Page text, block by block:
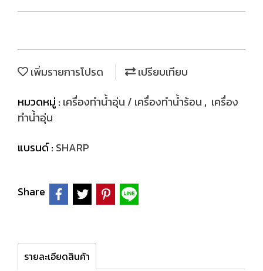
เพิ่มรายการโปรด
เปรียบเทียบ
หมวดหมู่ : เครื่องทำน้ำอุ่น / เครื่องทำน้ำร้อน , เครื่อง
ทำน้ำอุ่น
แบรนด์ : SHARP
Share
รายละเอียดสินค้า